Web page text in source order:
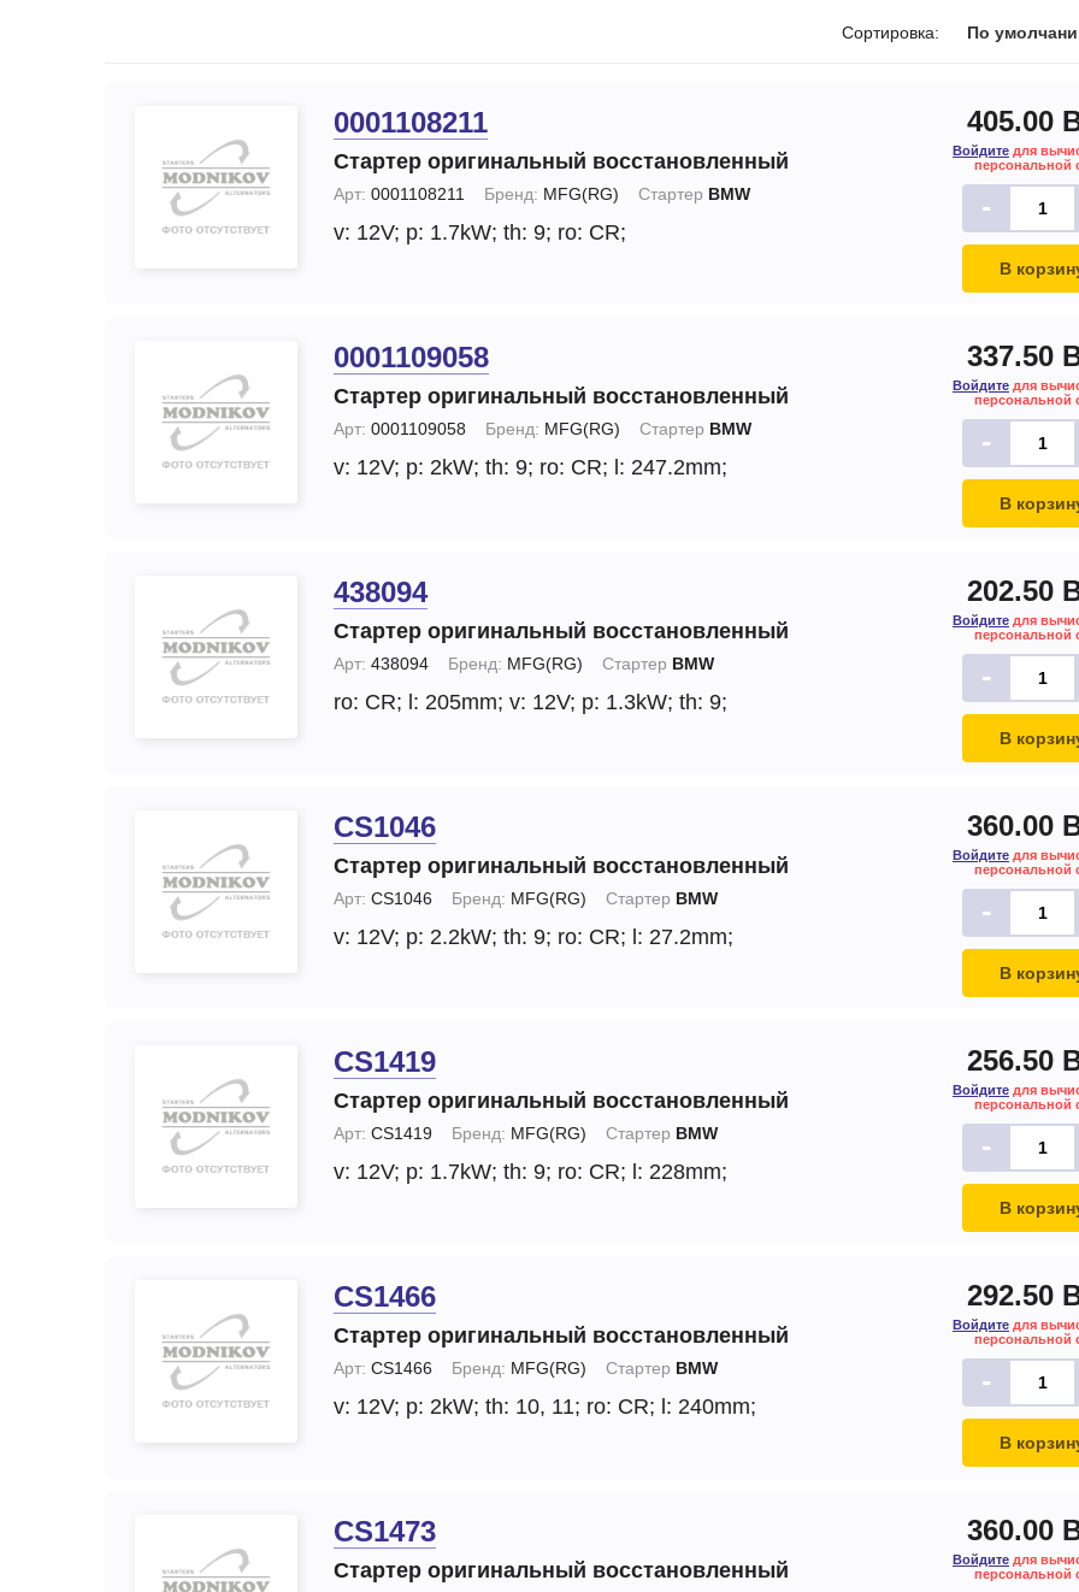
Тормозные суппорты
Щетки и
щеткодержатели
специальные
Замена стартера
Замена генераторов
Сортировка: По
0001108211
Стартер оригинальный восстановленный
Арт: 0001108211 Бренд: MFG(RG) Стартер BMW
v: 12V; p: 1.7kW; th: 9; ro: CR;
405.00
Войдите для
персональной
-
В
0001109058
Стартер оригинальный восстановленный
Арт: 0001109058 Бренд: MFG(RG) Стартер BMW
v: 12V; p: 2kW; th: 9; ro: CR; l: 247.2mm;
337.50
Войдите для
персональной
-
В
438094
Стартер оригинальный восстановленный
Арт: 438094 Бренд: MFG(RG) Стартер BMW
ro: CR; l: 205mm; v: 12V; p: 1.3kW; th: 9;
202.50
Войдите для
персональной
-
В
CS1046
Стартер оригинальный восстановленный
Арт: CS1046 Бренд: MFG(RG) Стартер BMW
v: 12V; p: 2.2kW; th: 9; ro: CR; l: 27.2mm;
360.00
Войдите для
персональной
-
В
CS1419
Стартер оригинальный восстановленный
Арт: CS1419 Бренд: MFG(RG) Стартер BMW
v: 12V; p: 1.7kW; th: 9; ro: CR; l: 228mm;
256.50
Войдите для
персональной
-
В
CS1466
Стартер оригинальный восстановленный
Арт: CS1466 Бренд: MFG(RG) Стартер BMW
v: 12V; p: 2kW; th: 10, 11; ro: CR; l: 240mm;
292.50
Войдите для
персональной
-
В
CS1473
Стартер оригинальный восстановленный
360.00
Войдите для
персональной